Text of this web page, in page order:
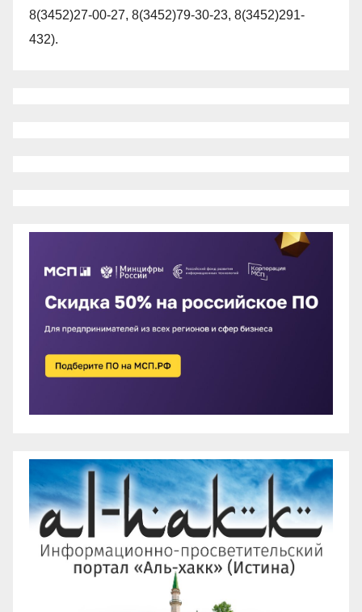
8(3452)27-00-27, 8(3452)79-30-23, 8(3452)291-
432).